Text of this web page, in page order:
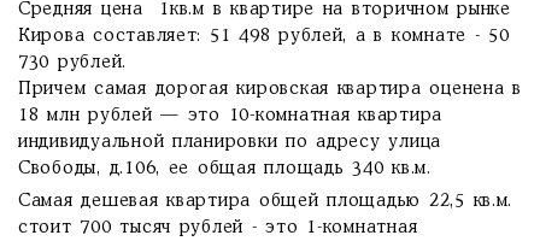
Средняя цена 1кв.м в квартире на вторичном рынке
Кирова составляет: 51 498 рублей, а в комнате - 50
730 рублей.
Причем самая дорогая кировская квартира оценена в
18 млн рублей — это 10-комнатная квартира
индивидуальной планировки по адресу улица
Свободы, д.106, ее общая площадь 340 кв.м.
Самая дешевая квартира общей площадью 22,5 кв.м.
стоит 700 тысяч рублей - это 1-комнатная